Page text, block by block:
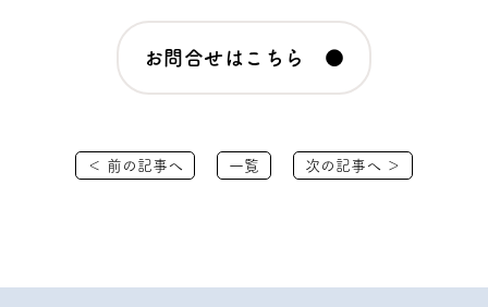
お問合せはこちら ●
＜ 前の記事へ 一覧 次の記事へ ＞